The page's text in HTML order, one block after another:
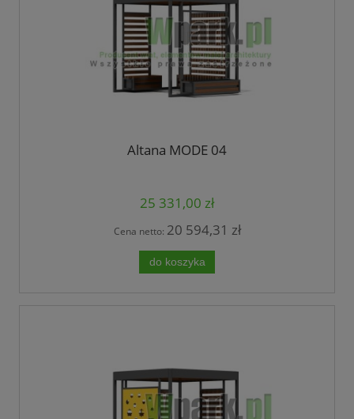
Altana MODE 04
25 331,00 zł
Cena netto: 20 594,31 zł
do koszyka